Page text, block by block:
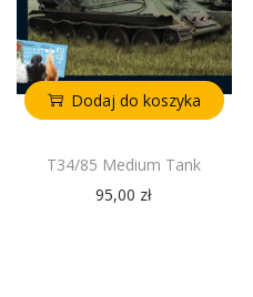
Dodaj do koszyka
T34/85 Medium Tank
95,00 zł